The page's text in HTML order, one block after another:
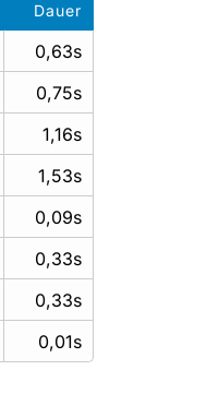
Dauer
0,63s
0,75s
1,16s
1,53s
0,09s
0,33s
0,33s
0,01s